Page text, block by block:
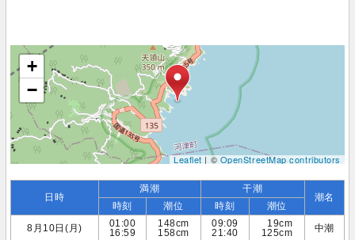
+
−
Leaflet| ©OpenStreetMap contributors
日時
満潮 干潮
潮名
時刻 潮位 時刻
潮位
8月10日(月)
01:00
16:59
148cm
158cm
09:09
21:40
19cm
125cm
中潮